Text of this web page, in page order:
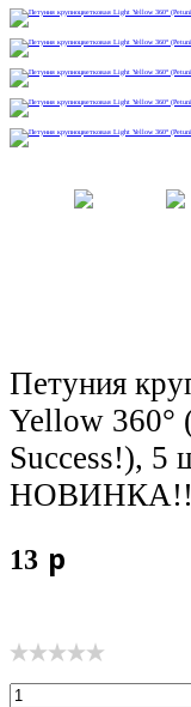
Петуния
Yellow 360°
Success!), 5
13 p